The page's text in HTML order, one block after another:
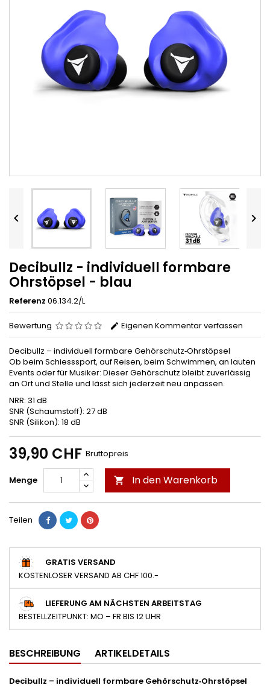
 
Decibullz - individuell formbare
Ohrstöpsel - blau
Referenz 06.134.2/L
Bewertung Eigenen Kommentar verfassen
Decibullz – individuell formbare Gehörschutz‑Ohrstöpsel
Ob beim Schiesssport, auf Reisen, beim Schwimmen, an lauten
Events oder für Musiker: Dieser Gehörschutz bleibt zuverlässig
an Ort und Stelle und lässt sich jederzeit neu anpassen.
NRR: 31 dB
SNR (Schaumstoff): 27 dB
SNR (Silikon): 18 dB
39,90 CHF Bruttopreis
Menge  In den Warenkorb
Teilen
GRATIS VERSAND
KOSTENLOSER VERSAND AB CHF 100.-
LIEFERUNG AM NÄCHSTEN ARBEITSTAG
BESTELLZEITPUNKT: MO – FR BIS 12 UHR
BESCHREIBUNG ARTIKELDETAILS
Decibullz – individuell formbare Gehörschutz‑Ohrstöpsel